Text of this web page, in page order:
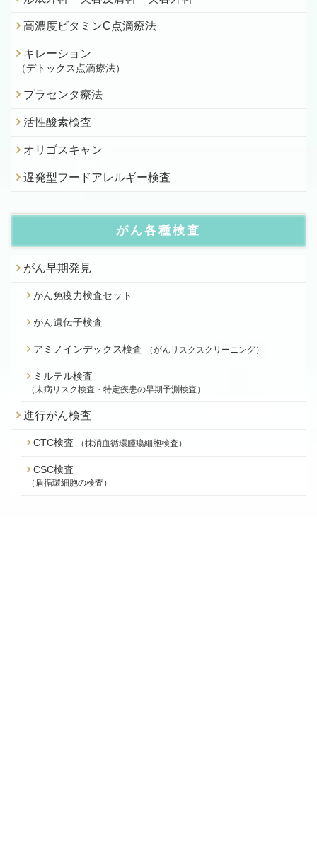
高濃度ビタミンC点滴療法
キレーション
（デトックス点滴療法）
プラセンタ療法
活性酸素検査
オリゴスキャン
遅発型フードアレルギー検査
がん各種検査
がん早期発見
がん免疫力検査セット
がん遺伝子検査
アミノインデックス検査 （がんリスクスクリーニング）
ミルテル検査
（未病リスク検査・特定疾患の早期予測検査）
進行がん検査
CTC検査 （抹消血循環腫瘍細胞検査）
CSC検査
（盾循環細胞の検査）